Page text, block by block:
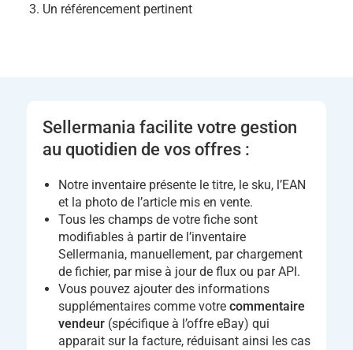
Un référencement pertinent
Sellermania facilite votre gestion
au quotidien de vos offres :
Notre inventaire présente le titre, le sku, l’EAN
et la photo de l’article mis en vente.
Tous les champs de votre fiche sont
modifiables à partir de l’inventaire
Sellermania, manuellement, par chargement
de fichier, par mise à jour de flux ou par API.
Vous pouvez ajouter des informations
supplémentaires comme votre commentaire
vendeur(spécifique à l’offre eBay) qui
apparait sur la facture, réduisant ainsi les cas